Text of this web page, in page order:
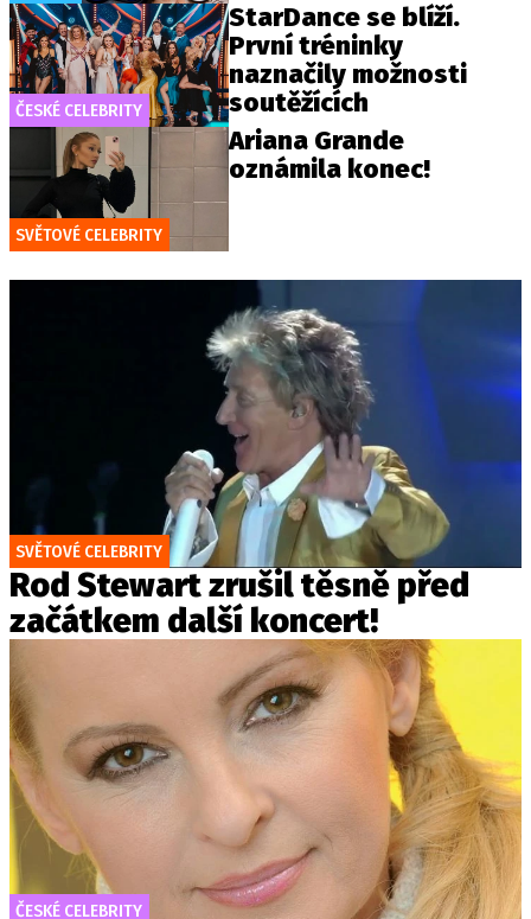
ČESKÉ CELEBRITY
StarDance se blíží.
První tréninky
naznačily možnosti
soutěžících
SVĚTOVÉ CELEBRITY
Ariana Grande
oznámila konec!
SVĚTOVÉ CELEBRITY
Rod Stewart zrušil těsně před
začátkem další koncert!
ČESKÉ CELEBRITY